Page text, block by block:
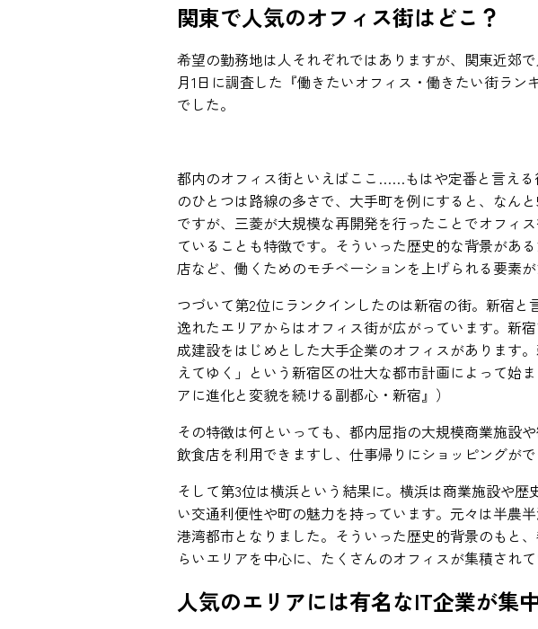
関東で人気のオフィス街はどこ？
希望の勤務地は人それぞれではありますが、関東近郊
月1日に調査した『働きたいオフィス・働きたい街ラン
でした。
都内のオフィス街といえばここ……もはや定番と言え
のひとつは路線の多さで、大手町を例にすると、なん
ですが、三菱が大規模な再開発を行ったことでオフィ
ていることも特徴です。そういった歴史的な背景があ
店など、働くためのモチベーションを上げられる要素が
つづいて第2位にランクインしたのは新宿の街。新宿
逸れたエリアからはオフィス街が広がっています。新
成建設をはじめとした大手企業のオフィスがあります
えてゆく」という新宿区の壮大な都市計画によって始
アに進化と変貌を続ける副都心・新宿』）
その特徴は何といっても、都内屈指の大規模商業施設
飲食店を利用できますし、仕事帰りにショッピングが
そして第3位は横浜という結果に。横浜は商業施設や
い交通利便性や町の魅力を持っています。元々は半農
港湾都市となりました。そういった歴史的背景のもと
らいエリアを中心に、たくさんのオフィスが集積されて
人気のエリアには有名なIT企業が集